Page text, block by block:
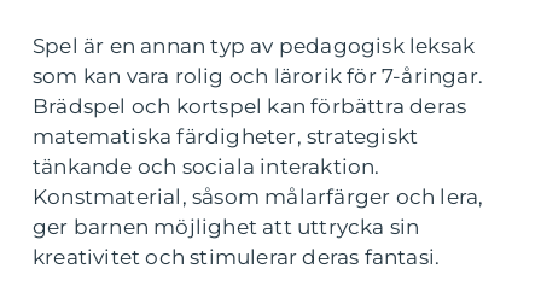
Spel är en annan typ av pedagogisk leksak
som kan vara rolig och lärorik för 7-åringar.
Brädspel och kortspel kan förbättra deras
matematiska färdigheter, strategiskt
tänkande och sociala interaktion.
Konstmaterial, såsom målarfärger och lera,
ger barnen möjlighet att uttrycka sin
kreativitet och stimulerar deras fantasi.